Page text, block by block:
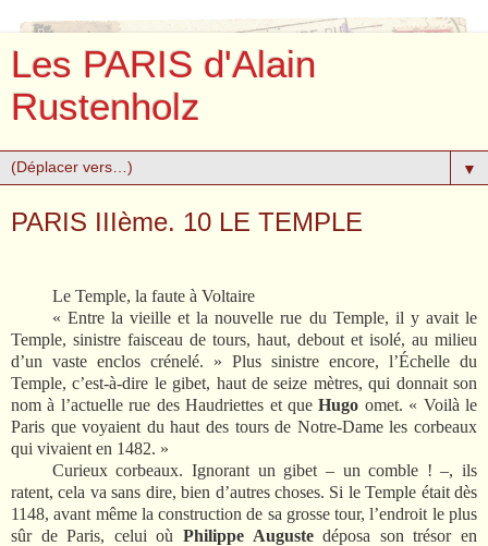
Les PARIS d'Alain
Rustenholz
▼
PARIS IIIème. 10 LE TEMPLE
Le Temple, la faute à Voltaire
« Entre la vieille et la nouvelle rue du Temple, il y avait le
Temple, sinistre faisceau de tours, haut, debout et isolé, au milieu
d’un vaste enclos crénelé. » Plus sinistre encore, l’Échelle du
Temple, c’est-à-dire le gibet, haut de seize mètres, qui donnait son
nom à l’actuelle rue des Haudriettes et queHugo omet. « Voilà le
Paris que voyaient du haut des tours de Notre-Dame les corbeaux
qui vivaient en 1482. »
Curieux corbeaux. Ignorant un gibet – un comble ! –, ils
ratent, cela va sans dire, bien d’autres choses. Si le Temple était dès
1148, avant même la construction de sa grosse tour, l’endroit le plus
sûr de Paris, celui où Philippe Augustedéposa son trésor en